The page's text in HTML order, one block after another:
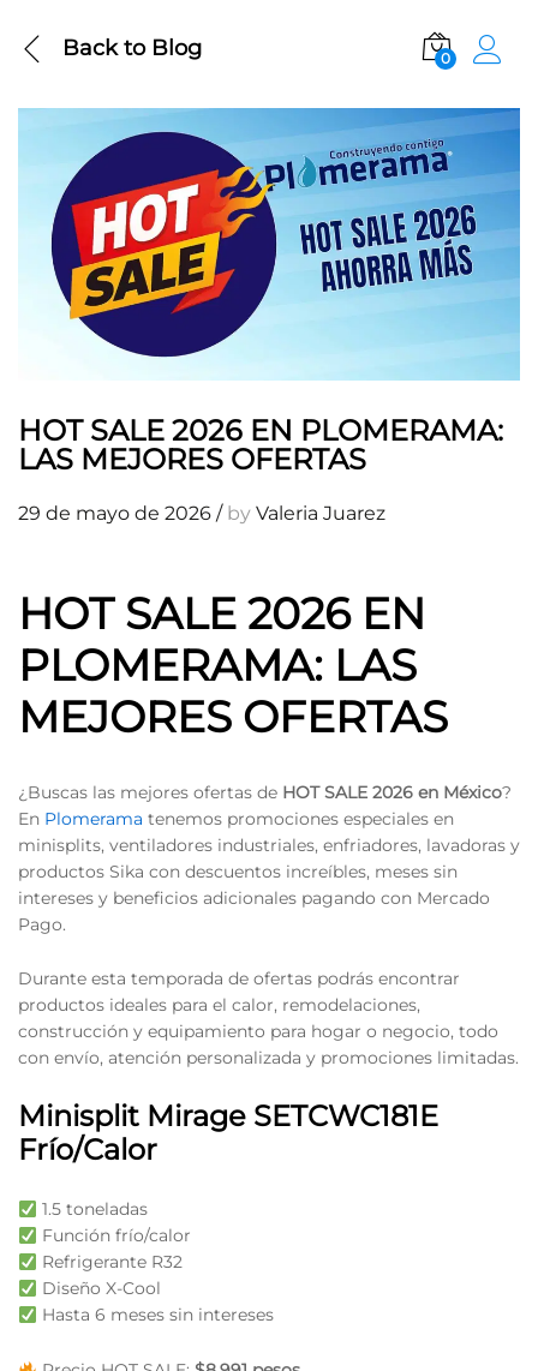
Back toBlog 0
HOT SALE 2026 EN PLOMERAMA:
LAS MEJORES OFERTAS
29 de mayo de 2026 /by Valeria Juarez
HOT SALE 2026 EN
PLOMERAMA: LAS
MEJORES OFERTAS
¿Buscas las mejores ofertas de HOT SALE 2026 en México?
En Plomerama tenemos promociones especiales en
minisplits, ventiladores industriales, enfriadores, lavadoras y
productos Sika con descuentos increíbles, meses sin
intereses y beneficios adicionales pagando con Mercado
Pago.
Durante esta temporada de ofertas podrás encontrar
productos ideales para el calor, remodelaciones,
construcción y equipamiento para hogar o negocio, todo
con envío, atención personalizada y promociones limitadas.
Minisplit Mirage SETCWC181E
Frío/Calor
1.5 toneladas
Función frío/calor
Refrigerante R32
Diseño X-Cool
Hasta 6 meses sin intereses